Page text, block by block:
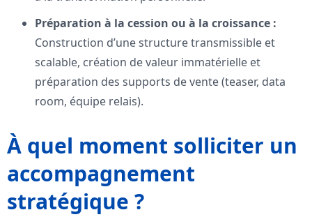
Préparation à la cession ou à la croissance :
Construction d’une structure transmissible et
scalable, création de valeur immatérielle et
préparation des supports de vente (teaser, data
room, équipe relais).
À quel moment solliciter un
accompagnement
stratégique ?